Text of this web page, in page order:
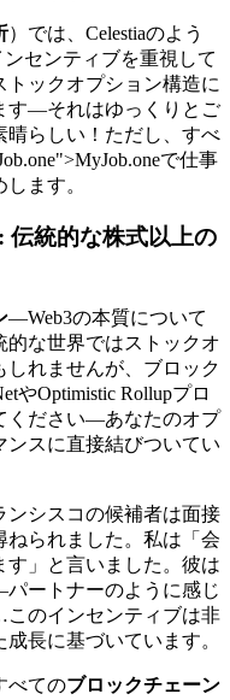
）では、Celestiaのよう
センティブを重視して
ックオプション構造に
す—それはゆっくりとご
晴らしい！ただし、すべ
">MyJob.oneで仕事
ます。
: 伝統的な株式以上の
—Web3の本質について
な世界ではストックオ
れませんが、ブロック
やOptimistic Rollupプロ
ください—あなたのオプ
ンスに直接結びついてい
ンシスコの候補者は面接
られました。私は「会
」と言いました。彼は
ートナーのように感じ
のインセンティブは非
長に基づいています。
べてのブロックチェーン